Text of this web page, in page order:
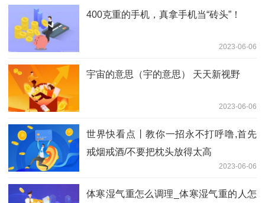
400克重的手机，真拿手机当“砖头”！
2023-06-06
宇宙的意思（宇的意思） 天天新视野
2023-06-06
世界快看点丨教你一招永不打呼噜,首先
戒烟戒酒/不要把枕头放得太高
2023-06-06
体寒湿气重怎么调理_体寒湿气重的人怎